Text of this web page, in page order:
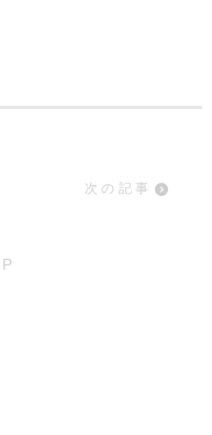
次の記事